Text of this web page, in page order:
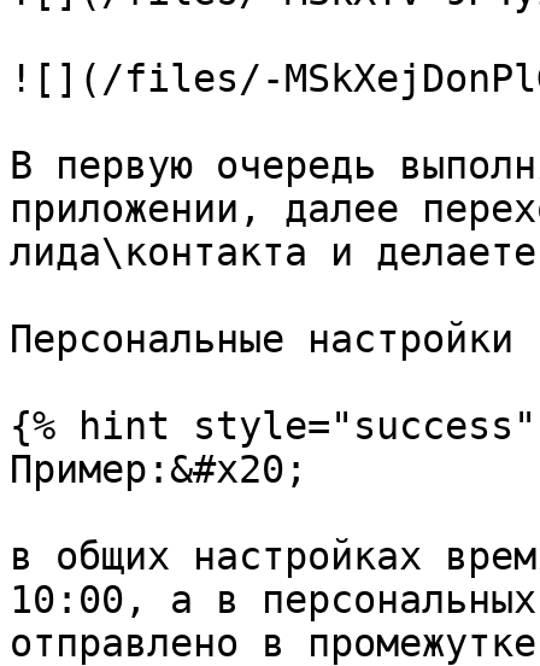
![](/files/-
В первую очередь
приложении, далее
лида\контакта и
Персональные
{% hint style="success"
Пример:&#x20;
в общих настройках
10:00, а в
отправлено в